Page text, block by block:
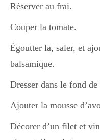
Réserver au frai.
Couper la tomate.
Égoutter la, saler, et
balsamique.
Dresser dans le fond
Ajouter la mousse
Décorer d’un filet et